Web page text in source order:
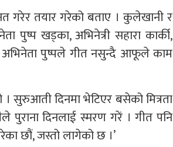
गरेर तयार गरेको बताए । कुलेखानी र
पुष्प खड्का, अभिनेत्री सहारा कार्की,
अभिनेता पुष्पले गीत नसुन्दै आफूले काम
सुरुआती दिनमा भेटिएर बसेको मित्रता
दिनलाई स्मरण गरें । गीत पनि
छौं, जस्तो लागेको छ ।’